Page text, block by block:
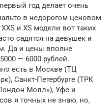
год делает очень
в недорогом ценовом
и XS модели вот таких
садятся на девушек и
Да и цены вполне
— 6000 рублей.
есть в Москве (ТЦ
Санкт-Петербурге (ТРК
Молл»), Уфе и
я точных не знаю, но,